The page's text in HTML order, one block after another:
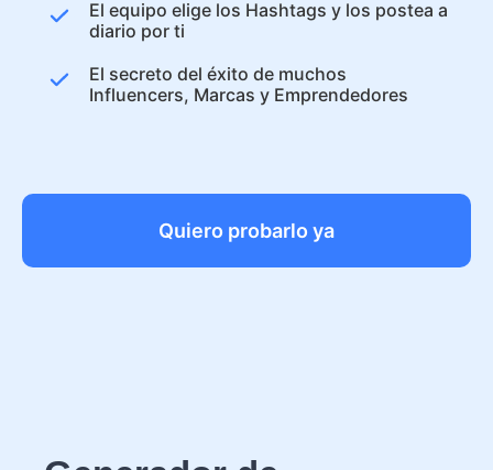
El equipo elige los Hashtags y los postea a
diario por ti
El secreto del éxito de muchos
Influencers, Marcas y Emprendedores
Quiero probarlo ya